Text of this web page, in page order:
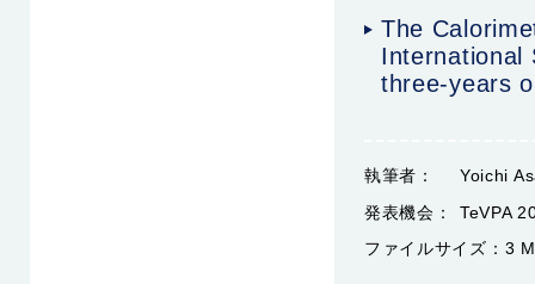
The
International
three-years
執筆者：
Yoichi
発表機会：
TeVPA
ファイルサイズ： 3